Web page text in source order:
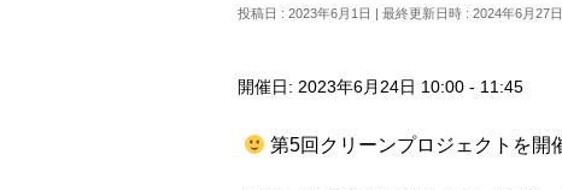
投稿日 : 2023年6月1日 最終更新日時 : 2024年6月27日
開催日: 2023年6月24日 10:00 - 11:45
第5回クリーンプロジェクトを開